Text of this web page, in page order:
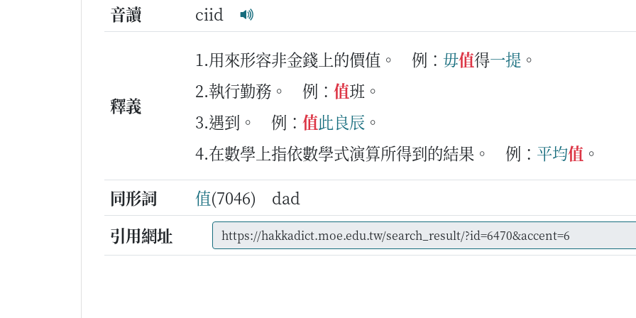
音讀 ciid
釋義
1.用來形容非金錢上的價值。 例： 毋值得一提 。
2.執行勤務。
例： 值班。
3.遇到。
例： 值此良辰 。
4.在數學上指依數學式演算所得到的結果。
例： 平均值 。
同形詞
值(7046) dad
引用網址